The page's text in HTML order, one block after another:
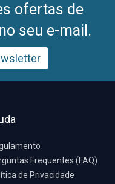
ofertas de
seu e-mail.
Frequentes (FAQ)
de Privacidade